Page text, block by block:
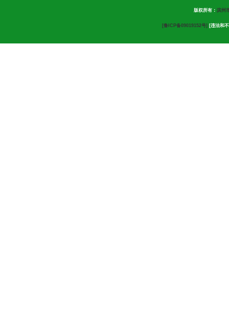
版权所有： 滨州
[鲁ICP备09019152号] [违法和